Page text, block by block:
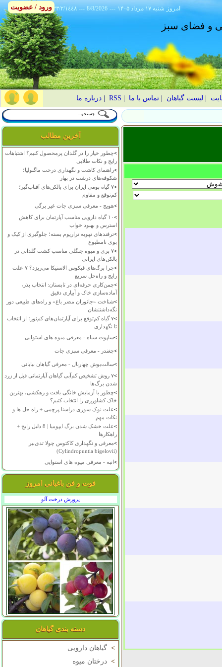
٢٣/٢/١٤٤٨ --- 8/8/2026 --- ۱۴۰۵ شنبه ۱۷ مرداد امروز
و فضای سبز
لیست گیاهان |تماس با ما RSS
|درباره ما
آخرین مطالب
>چطور خیار را در گلدان پرمحصول کنیم؟ اشتباهات
رایج و نکات طلایی
>راهنمای کاشت و نگهداری درخت ماگنولیا؛
شکوفه‌های درشت در بهار
>
۷ گیاه بومی ایران برای بالکن‌های آفتاب‌گیر؛
کم‌توقع و مقاوم
>هویج - معرفی سبزی جات غیر برگی
>
۱۰ گیاه دارویی مناسب آپارتمان برای کاهش
استرس و بهبود خواب
>ترفندهای تهویه تراریوم بسته؛ جلوگیری از کپک و
بوی نامطبوع
>
۷ بری و میوه جنگلی مناسب کشت گلدانی در
بالکن‌های ایرانی
>
چرا برگ‌های فیکوس الاستیکا می‌ریزد؟ ۷ علت
رایج و راه‌حل سریع
>چمن‌کاری حرفه‌ای در تابستان: انتخاب بذر،
آماده‌سازی خاک و آبیاری دقیق
>شناخت «جانوران مضر باغ» و راه‌های طبیعی دور
نگه‌داشتنشان
>
۷ گیاه کم‌توقع برای آپارتمان‌های کم‌نور؛ از انتخاب
تا نگهداری
>ساپوت سیاه - معرفی میوه های استوایی
>چغندر - معرفی سبزی جات
>سالت‌بوش چهاربال - معرفی گیاهان بیابانی
>
۷ روش تشخیص کم‌آبی گیاهان آپارتمانی قبل از زرد
شدن برگ‌ها
>چطور با آزمایش خانگی بافت و زهکشی، بهترین
خاک کشاورزی را انتخاب کنیم؟
>علت نوک سوزی دراسنا پرچمی + راه حل ها و
نکات مهم
>
علت خشک شدن برگ ایپومیا | 8 دلیل رایج +
راهکارها
>معرفی و نگهداری کاکتوس چولا تدی‌بیر
(Cylindropuntia bigelovii)
>انبه - معرفی میوه های استوایی
فوت و فن باغبانی امروز
پرورش درخت آلو
دسته بندی گیاهان
> گیاهان دارویی
> درختان میوه
ورود / عضویت